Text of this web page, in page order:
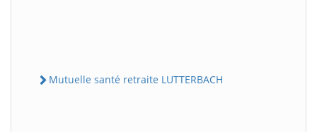
Mutuelle santé retraite LUTTERBACH